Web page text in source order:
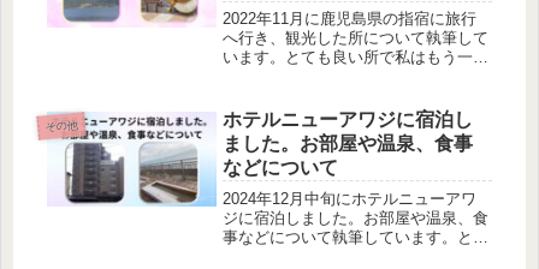
2022年11月に鹿児島県の指宿に旅行
へ行き、観光した所について執筆して
います。とても良い所で私はもう一
その他
ホテルニューアワジに宿泊し
ました。お部屋や温泉、食事
などについて
2024年12月中旬にホテルニューアワ
ジに宿泊しました。お部屋や温泉、食
事などについて執筆しています。とて